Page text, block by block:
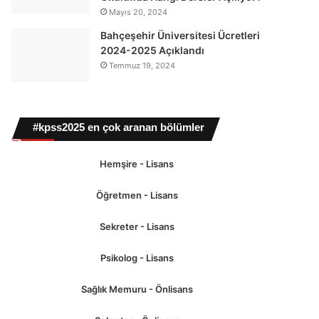
Mayıs 20, 2024
Bahçeşehir Üniversitesi Ücretleri
2024-2025 Açıklandı
Temmuz 19, 2024
#kpss2025 en çok aranan bölümler
Hemşire - Lisans
Öğretmen - Lisans
Sekreter - Lisans
Psikolog - Lisans
Sağlık Memuru - Önlisans